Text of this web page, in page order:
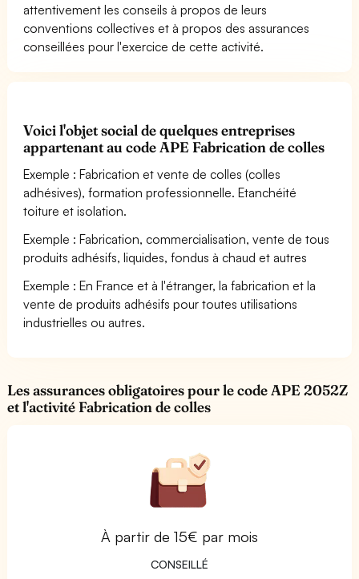
attentivement les conseils à propos de leurs
conventions collectives et à propos des assurances
conseillées pour l'exercice de cette activité.
Voici l'objet social de quelques entreprises
appartenant au code APE Fabrication de colles
Exemple : Fabrication et vente de colles (colles
adhésives), formation professionnelle. Etanchéité
toiture et isolation.
Exemple : Fabrication, commercialisation, vente de tous
produits adhésifs, liquides, fondus à chaud et autres
Exemple : En France et à l'étranger, la fabrication et la
vente de produits adhésifs pour toutes utilisations
industrielles ou autres.
Les assurances obligatoires pour le code APE 2052Z
et l'activité Fabrication de colles
À partir de 15€ par mois
CONSEILLÉ